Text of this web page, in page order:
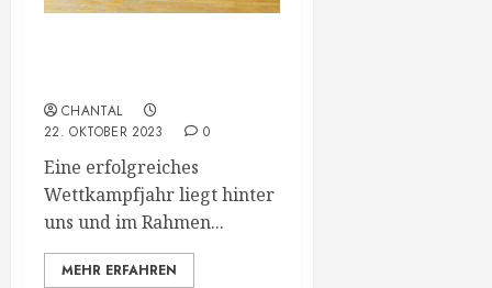
CHANTAL
22. OKTOBER 2023
0
Eine erfolgreiches
Wettkampfjahr liegt hinter
uns und im Rahmen...
MEHR ERFAHREN